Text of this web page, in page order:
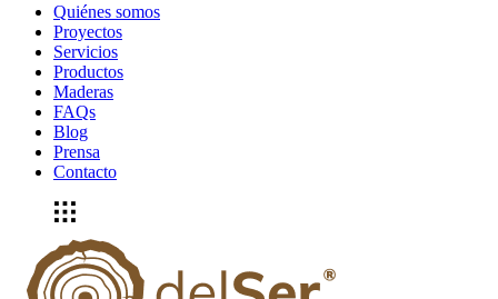
Quiénes somos
Proyectos
Servicios
Productos
Maderas
FAQs
Blog
Prensa
Contacto